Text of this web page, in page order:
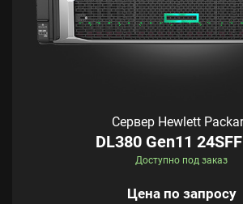
Сервер Hewlett
DL380 Gen11
Доступно под заказ
Цена по запросу